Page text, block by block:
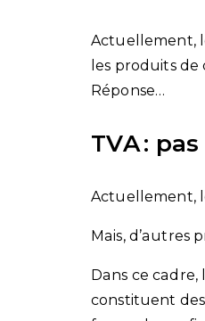
Actuellement,
les produits
Réponse…
TVA :
Actuellement,
Mais, d’autres
Dans ce
constituent